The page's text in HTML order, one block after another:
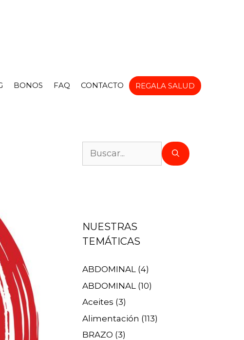
BONOS FAQ CONTACTO REGALA SALUD
NUESTRAS
TEMÁTICAS
ABDOMINAL (4)
ABDOMINAL (10)
Aceites (3)
Alimentación (113)
BRAZO (3)